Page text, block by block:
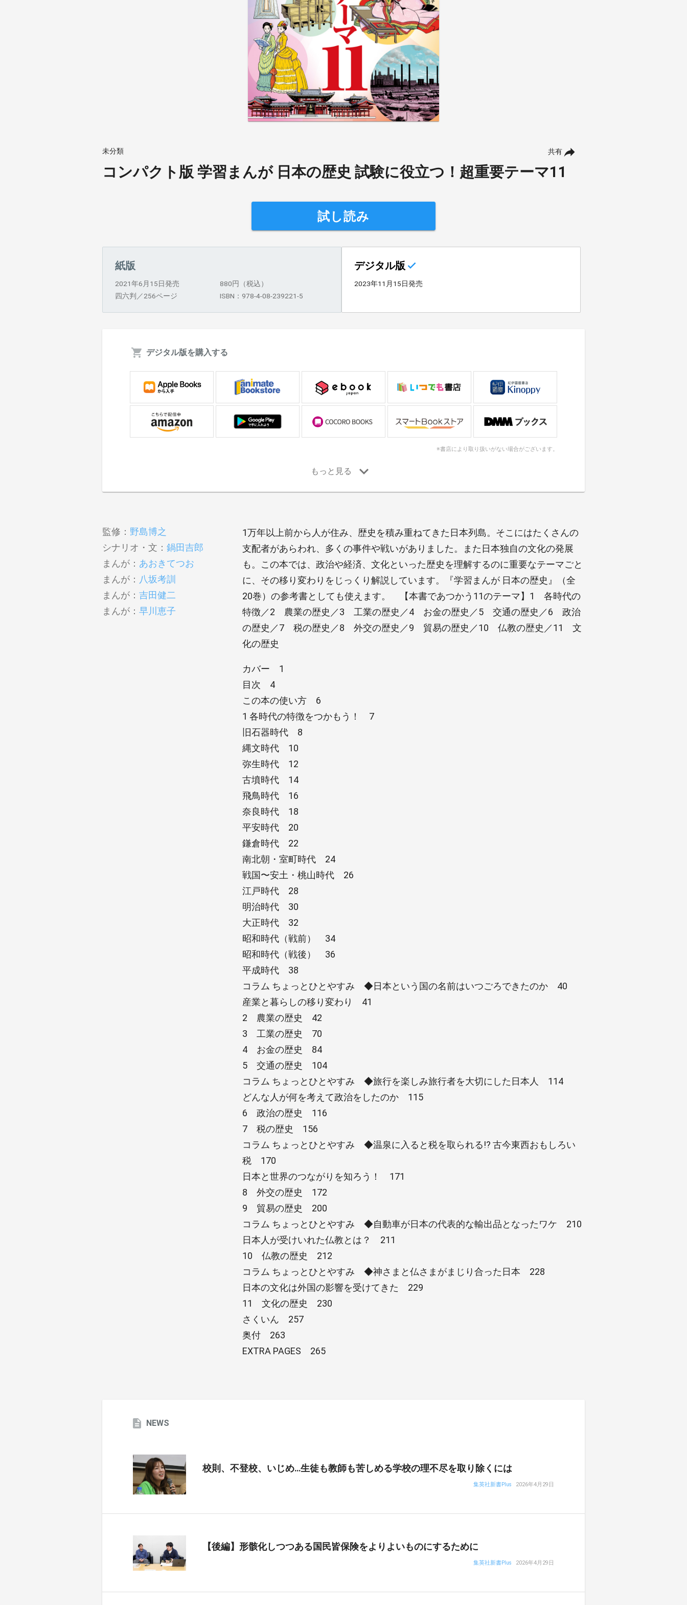
共有
未分類
コンパクト版 学習まんが 日本の歴史 試験に役立つ！超重要テーマ11
試し読み
紙版
2021年6月15日発売
880円（税込）
四六判／256ページ
ISBN：978-4-08-239221-5
デジタル版
2023年11月15日発売
デジタル版を購入する
※書店により取り扱いがない場合がございます。
監修： 野島博之
シナリオ・文： 鍋田吉郎
まんが： あおきてつお
まんが： 八坂考訓
まんが： 吉田健二
まんが： 早川恵子
1万年以上前から人が住み、歴史を積み重ねてきた日本列島。そこにはたくさんの
支配者があらわれ、多くの事件や戦いがありました。また日本独自の文化の発展
も。この本では、政治や経済、文化といった歴史を理解するのに重要なテーマごと
に、その移り変わりをじっくり解説しています。『学習まんが 日本の歴史』（全
20巻）の参考書としても使えます。 【本書であつかう11のテーマ】1 各時代の
特徴／2 農業の歴史／3 工業の歴史／4 お金の歴史／5 交通の歴史／6 政治
の歴史／7 税の歴史／8 外交の歴史／9 貿易の歴史／10 仏教の歴史／11 文
化の歴史
カバー 1
目次 4
この本の使い方 6
1 各時代の特徴をつかもう！ 7
旧石器時代 8
縄文時代 10
弥生時代 12
古墳時代 14
飛鳥時代 16
奈良時代 18
平安時代 20
鎌倉時代 22
南北朝・室町時代 24
戦国〜安土・桃山時代 26
江戸時代 28
明治時代 30
大正時代 32
昭和時代（戦前） 34
昭和時代（戦後） 36
平成時代 38
コラム ちょっとひとやすみ ◆日本という国の名前はいつごろできたのか 40
産業と暮らしの移り変わり 41
2 農業の歴史 42
3 工業の歴史 70
4 お金の歴史 84
5 交通の歴史 104
コラム ちょっとひとやすみ ◆旅行を楽しみ旅行者を大切にした日本人 114
どんな人が何を考えて政治をしたのか 115
6 政治の歴史 116
7 税の歴史 156
コラム ちょっとひとやすみ ◆温泉に入ると税を取られる!? 古今東西おもしろい
税 170
日本と世界のつながりを知ろう！ 171
8 外交の歴史 172
9 貿易の歴史 200
コラム ちょっとひとやすみ ◆自動車が日本の代表的な輸出品となったワケ 210
日本人が受けいれた仏教とは？ 211
10 仏教の歴史 212
コラム ちょっとひとやすみ ◆神さまと仏さまがまじり合った日本 228
日本の文化は外国の影響を受けてきた 229
11 文化の歴史 230
さくいん 257
奥付 263
EXTRA PAGES 265
NEWS
校則、不登校、いじめ…生徒も教師も苦しめる学校の理不尽を取り除くには
集英社新書Plus 2026年4月29日
【後編】形骸化しつつある国民皆保険をよりよいものにするために
集英社新書Plus 2026年4月29日